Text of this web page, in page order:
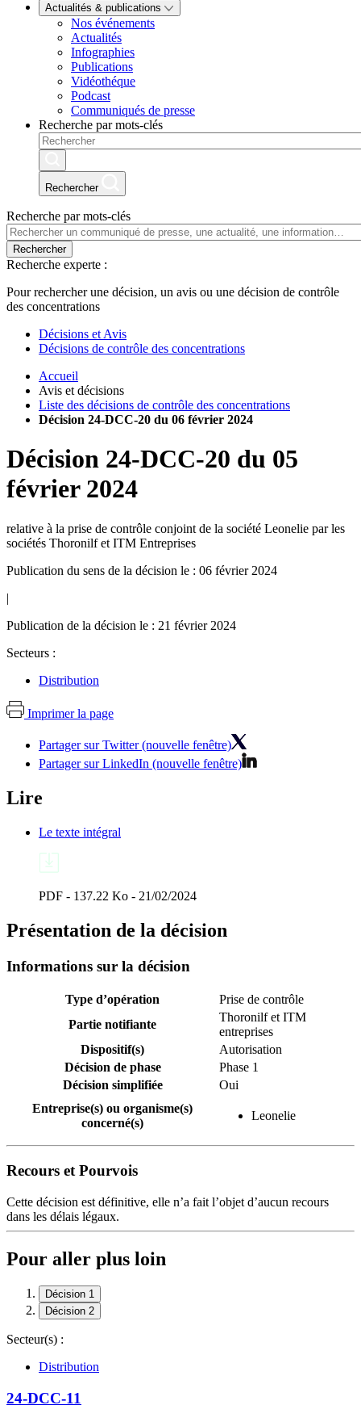
Actualités & publications
Nos événements
Actualités
Infographies
Publications
Vidéothéque
Podcast
Communiqués de presse
Recherche par mots-clés
Rechercher
Recherche par mots-clés
Rechercher
Recherche experte :
Pour rechercher une décision, un avis ou une décision de contrôle
des concentrations
Décisions et Avis
Décisions de contrôle des concentrations
Accueil
Avis et décisions
Liste des décisions de contrôle des concentrations
Décision 24-DCC-20 du 06 février 2024
Décision 24-DCC-20 du 05
février 2024
relative à la prise de contrôle conjoint de la société Leonelie par les
sociétés Thoronilf et ITM Entreprises
Publication du sens de la décision le : 06 février 2024
|
Publication de la décision le : 21 février 2024
Secteurs :
Distribution
Imprimer la page
Partager sur Twitter (nouvelle fenêtre)
Partager sur LinkedIn (nouvelle fenêtre)
Lire
Le texte intégral
PDF - 137.22 Ko - 21/02/2024
Présentation de la décision
Informations sur la décision
Type d’opération
Prise de contrôle
Partie notifiante
Thoronilf et ITM
entreprises
Dispositif(s)
Autorisation
Décision de phase
Phase 1
Décision simplifiée
Oui
Entreprise(s) ou organisme(s)
concerné(s)
Leonelie
Recours et Pourvois
Cette décision est définitive, elle n’a fait l’objet d’aucun recours
dans les délais légaux.
Pour aller plus loin
Décision 1
Décision 2
Secteur(s) :
Distribution
24-DCC-11